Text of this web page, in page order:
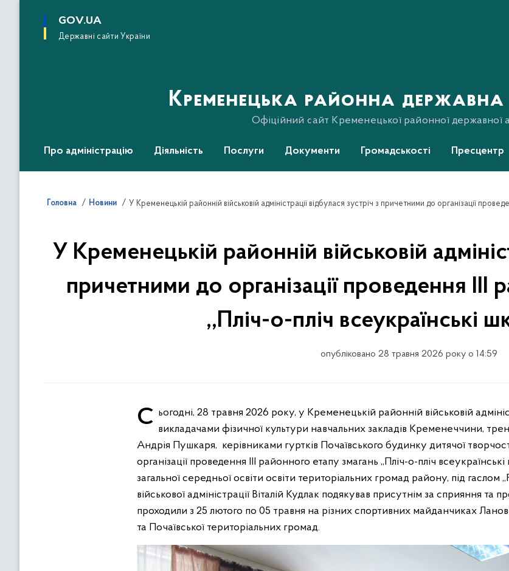
основного
GOV.UA
Державні сайти України
Кременецька районна державна
Офіційний сайт Кременецької районної державної
Про адміністрацію Діяльність Послуги Документи Громадськості Пресцентр
Головна Новини
У Кременецькій районній військовій
причетними до організації проведення ІІІ
,,Пліч-о-пліч всеукраїнські
опубліковано 28 травня 2026 року о 14:59
Сьогодні, 28 травня 2026 року, у Кременецькій районній військовій адміністрації відбулася зустріч з викладачами фізичної культури навчальних закладів Кременеччини,
Андрія Пушкаря, керівниками гуртків Почаївського будинку дитячої
організації проведення ІІІ районного етапу змагань ,,Пліч-о-пліч всеукраїнські
загальної середньої освіти освіти територіальних громад району, під
військової адміністрації Віталій Кудлак подякував присутнім за сприяння та
проходили з 25 лютого по 05 травня на різних спортивних майданчиках
та Почаївської територіальних громад.